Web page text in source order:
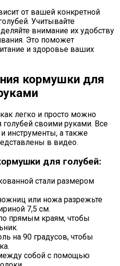
от вашей конкретной
Учитывайте
внимание их удобству
Это поможет
и здоровье ваших
кормушки для
легко и просто можно
своими руками. Все
инструменты, а также
в видео.
для голубей:
стали размером
или ножа разрежьте
7,5 см.
прямым краям, чтобы
на 90 градусов, чтобы
собой с помощью